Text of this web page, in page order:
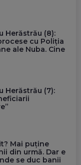
Herăstrău (8):
cu Poliția
ale Nuba. Cine
Herăstrău (7):
Mai puține
din urmă. Dar e
se duc banii